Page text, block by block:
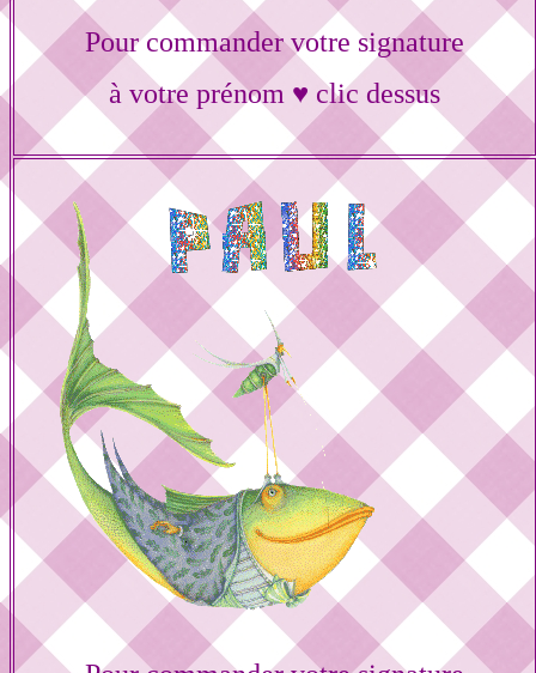
Pour commander votre signature
à votre prénom ♥ clic dessus